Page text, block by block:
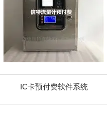
IC卡预付费软件系统